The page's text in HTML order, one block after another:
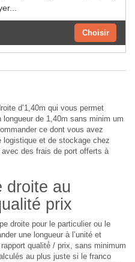
Choisir
d’1,40m qui vous permet
longueur de 1,40m sans minim um
ce dont vous avez
logistique et de stockage chez
des frais de port offerts à
droite au
prix
droite pour le particulier ou le
une longueur à l’unité et
qualité́ / prix, sans minimum
au plus juste si le franco